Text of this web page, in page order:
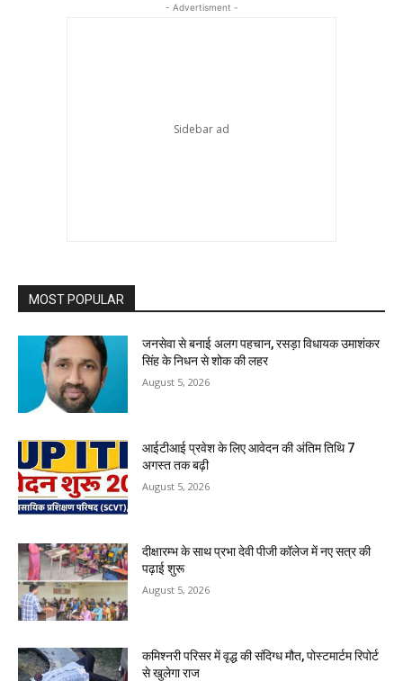
- Advertisment -
MOST POPULAR
जनसेवा से बनाई अलग पहचान, रसड़ा विधायक उमाशंकर
सिंह के निधन से शोक की लहर
August 5, 2026
आईटीआई प्रवेश के लिए आवेदन की अंतिम तिथि 7
अगस्त तक बढ़ी
August 5, 2026
दीक्षारम्भ के साथ प्रभा देवी पीजी कॉलेज में नए सत्र की
पढ़ाई शुरू
August 5, 2026
कमिश्नरी परिसर में वृद्ध की संदिग्ध मौत, पोस्टमार्टम रिपोर्ट
से खुलेगा राज